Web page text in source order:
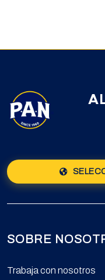
SOBRE
Trabaja con nosotros